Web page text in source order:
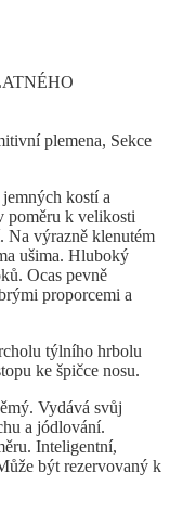
plemena, Sekce
kostí a
poměru k velikosti
Na výrazně klenutém
ušima. Hluboký
Ocas pevně
proporcemi a
týlního hrbolu
ke špičce nosu.
Vydává svůj
a jódlování.
Inteligentní,
být rezervovaný k